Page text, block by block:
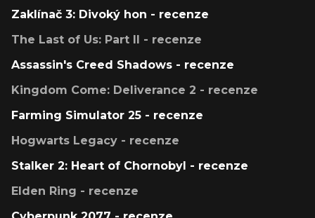
Zaklínač 3: Divoký hon - recenze
The Last of Us: Part II - recenze
Assassin's Creed Shadows - recenze
Kingdom Come: Deliverance 2 - recenze
Farming Simulator 25 - recenze
Hogwarts Legacy - recenze
Stalker 2: Heart of Chornobyl - recenze
Elden Ring - recenze